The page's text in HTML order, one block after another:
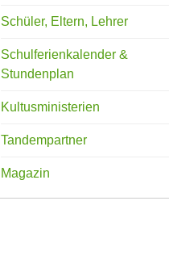
Schüler, Eltern, Lehrer
Schulferienkalender &
Stundenplan
Kultusministerien
Tandempartner
Magazin